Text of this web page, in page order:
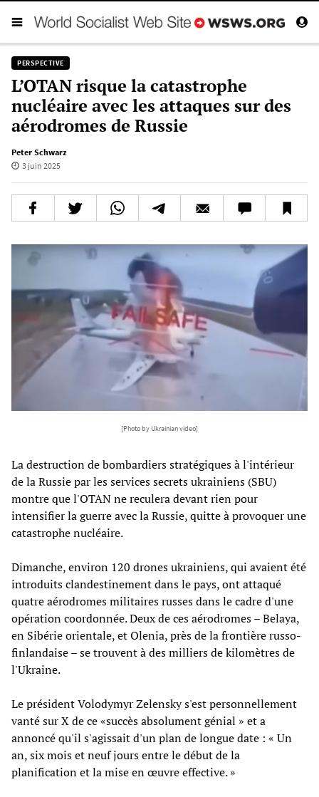
PERSPECTIVE
L’OTAN risque la catastrophe
nucléaire avec les attaques sur des
aérodromes de Russie
Peter Schwarz
3 juin 2025
[Photo by Ukrainian video]
La destruction de bombardiers stratégiques à l'intérieur
de la Russie par les services secrets ukrainiens (SBU)
montre que l'OTAN ne reculera devant rien pour
intensifier la guerre avec la Russie, quitte à provoquer une
catastrophe nucléaire.
Dimanche, environ 120 drones ukrainiens, qui avaient été
introduits clandestinement dans le pays, ont attaqué
quatre aérodromes militaires russes dans le cadre d'une
opération coordonnée. Deux de ces aérodromes – Belaya,
en Sibérie orientale, et Olenia, près de la frontière russo-
finlandaise – se trouvent à des milliers de kilomètres de
l'Ukraine.
Le président Volodymyr Zelensky s'est personnellement
vanté sur X de ce «succès absolument génial » et a
annoncé qu'il s'agissait d'un plan de longue date : « Un
an, six mois et neuf jours entre le début de la
planification et la mise en œuvre effective. »